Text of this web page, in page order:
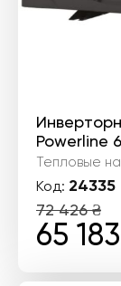
Powerline
Тепловые
Код: 24335
72 426₴
цена
65 183